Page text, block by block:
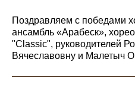
Поздравляем с победами
ансамбль «Арабеск»,
"Classic", руководителей
Вячеславовну и Малетыч